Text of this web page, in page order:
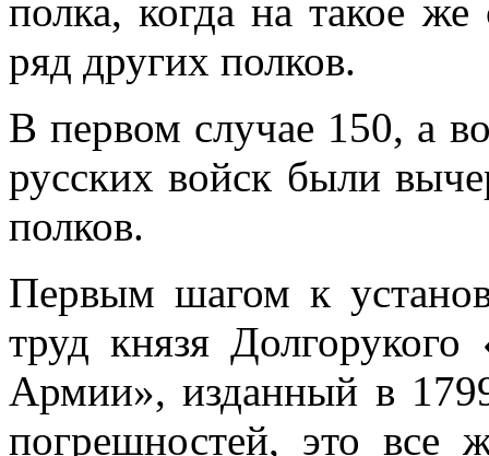
полка, когда на такое
ряд других полков.
В первом случае 150, а
русских войск были
полков.
Первым шагом к
труд князя
Армии», изданный в
погрешностей, это все